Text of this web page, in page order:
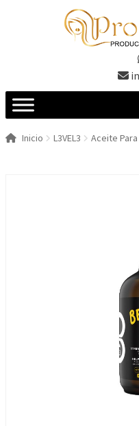
Inicio L3VEL3 Aceite